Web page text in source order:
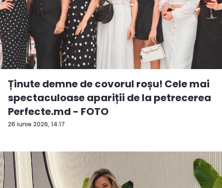
26 iunie 2026, 14:17
Ținute demne de covorul roșu! Cele mai
spectaculoase apariții de la petrecerea
Perfecte.md - FOTO